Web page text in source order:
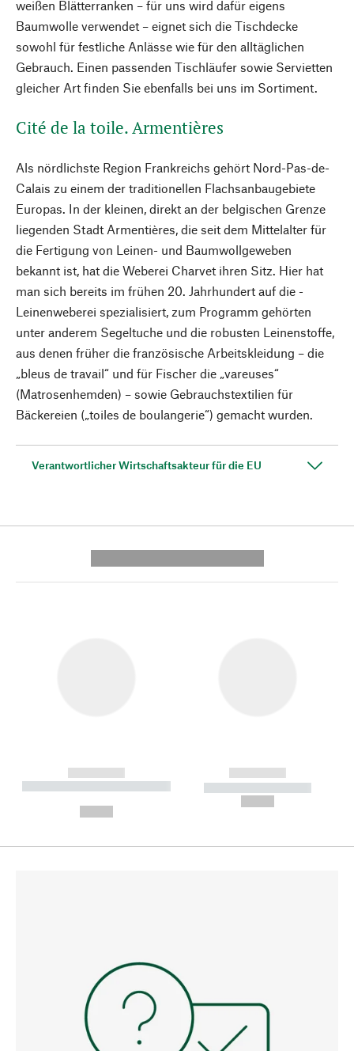
weißen Blätterranken – für uns wird dafür eigens
Baumwolle verwendet – eignet sich die Tischdecke
sowohl für festliche Anlässe wie für den alltäglichen
Gebrauch. Einen passenden Tischläufer sowie Servietten
gleicher Art finden Sie ebenfalls bei uns im Sortiment.
Cité de la toile. Armentières
Als nördlichste Region Frankreichs gehört Nord-Pas-de-
Calais zu ­einem der traditionellen Flachsanbaugebiete
Europas. In der kleinen, direkt an der belgischen Grenze
liegenden Stadt Armentières, die seit dem Mittel­alter für
die Fertigung von Leinen- und Baumwollgeweben
bekannt ist, hat die Weberei Charvet ihren Sitz. Hier hat
man sich bereits im frühen 20. Jahrhundert auf die ­
Leinenweberei spezialisiert, zum Programm gehörten
unter anderem Segeltuche und die robusten Leinenstoffe,
aus denen früher die französische Arbeitskleidung – die
„bleus de travail“ und für Fischer die ­„vareuses“
(Matrosenhemden) – sowie Gebrauchstextilien für
Bäckereien („toiles de boulangerie“) gemacht wurden.
Verantwortlicher Wirtschaftsakteur für die EU
------------
----------- ----------- --------
------------
----------- -----------